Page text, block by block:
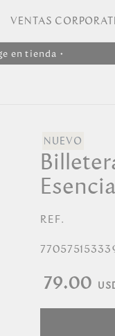
VENTAS
en tienda •
REF.
79.00